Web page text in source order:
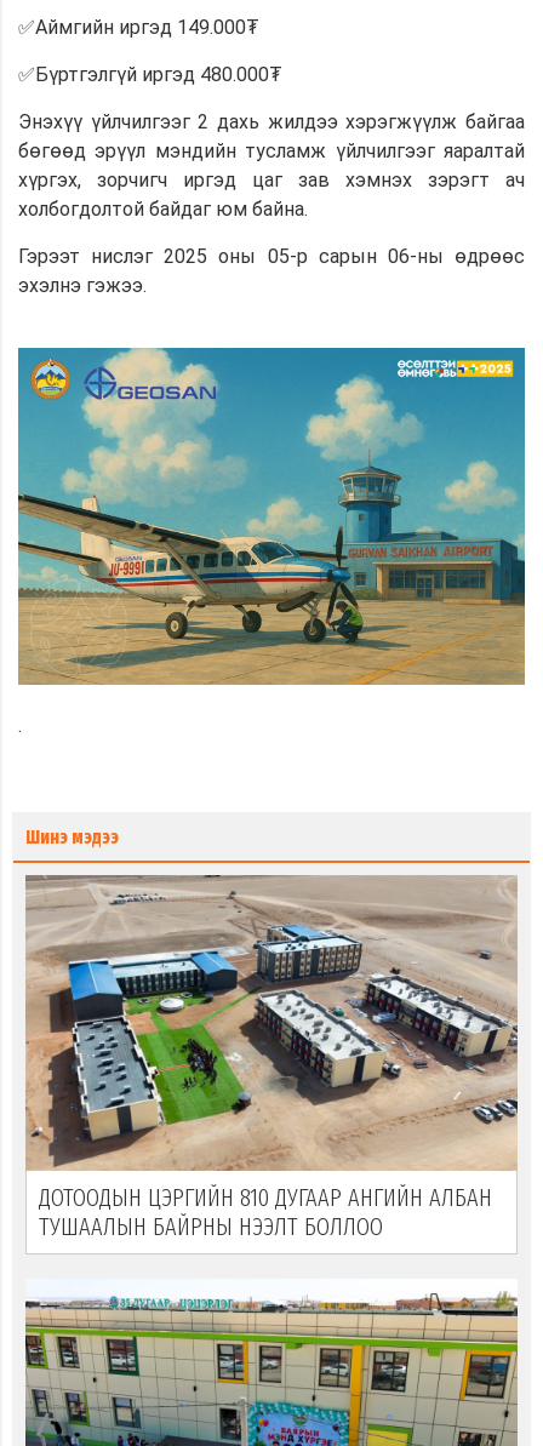
✅Аймгийн иргэд 149.000₮
✅Бүртгэлгүй иргэд 480.000₮
Энэхүү үйлчилгээг 2 дахь жилдээ хэрэгжүүлж байгаа
бөгөөд эрүүл мэндийн тусламж үйлчилгээг яаралтай
хүргэх, зорчигч иргэд цаг зав хэмнэх зэрэгт ач
холбогдолтой байдаг юм байна.
Гэрээт нислэг 2025 оны 05-р сарын 06-ны өдрөөс
эхэлнэ гэжээ.
.
Шинэ мэдээ
ДОТООДЫН ЦЭРГИЙН 810 ДУГААР АНГИЙН АЛБАН
ТУШААЛЫН БАЙРНЫ НЭЭЛТ БОЛЛОО